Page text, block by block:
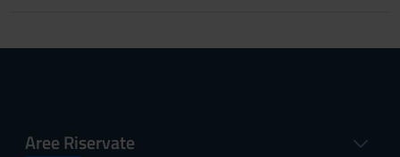
Aree Riservate